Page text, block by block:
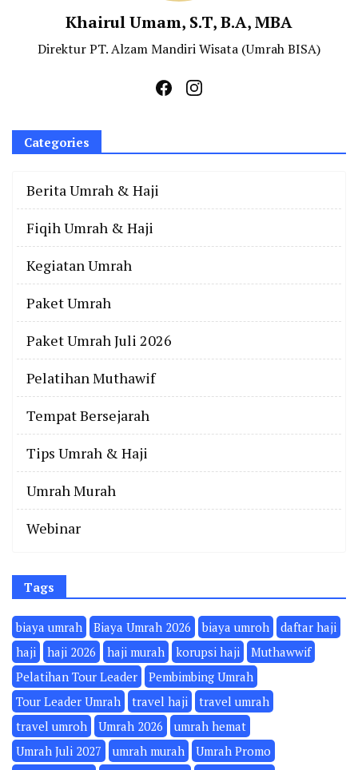
Khairul Umam, S.T, B.A, MBA
Direktur PT. Alzam Mandiri Wisata (Umrah BISA)
Categories
Berita Umrah & Haji
Fiqih Umrah & Haji
Kegiatan Umrah
Paket Umrah
Paket Umrah Juli 2026
Pelatihan Muthawif
Tempat Bersejarah
Tips Umrah & Haji
Umrah Murah
Webinar
Tags
biaya umrah Biaya Umrah 2026 biaya umroh
daftar haji
haji
haji 2026 haji murah korupsi haji
Muthawwif
Pelatihan Tour Leader
Pembimbing Umrah
Tour Leader Umrah
travel haji
travel umrah
travel umroh
Umrah 2026
umrah hemat
Umrah Juli 2027
umrah murah
Umrah Promo